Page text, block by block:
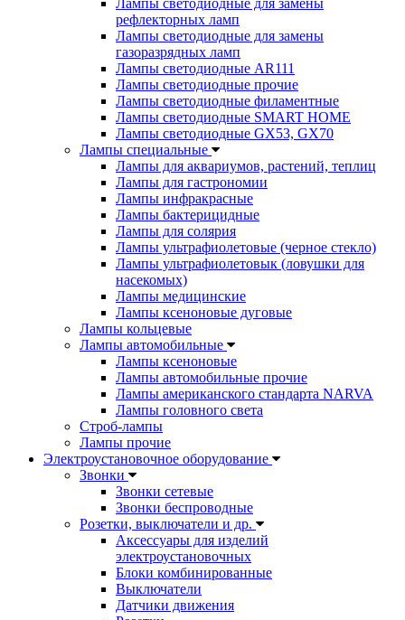
Лампы светодиодные для замены
рефлекторных ламп
Лампы светодиодные для замены
газоразрядных ламп
Лампы светодиодные AR111
Лампы светодиодные прочие
Лампы светодиодные филаментные
Лампы светодиодные SMART HOME
Лампы светодиодные GX53, GX70
Лампы специальные
Лампы для аквариумов, растений, теплиц
Лампы для гастрономии
Лампы инфракрасные
Лампы бактерицидные
Лампы для солярия
Лампы ультрафиолетовые (черное стекло)
Лампы ультрафиолетовык (ловушки для
насекомых)
Лампы медицинские
Лампы ксеноновые дуговые
Лампы кольцевые
Лампы автомобильные
Лампы ксеноновые
Лампы автомобильные прочие
Лампы американского стандарта NARVA
Лампы головного света
Строб-лампы
Лампы прочие
Электроустановочное оборудование
Звонки
Звонки сетевые
Звонки беспроводные
Розетки, выключатели и др.
Аксессуары для изделий
электроустановочных
Блоки комбинированные
Выключатели
Датчики движения